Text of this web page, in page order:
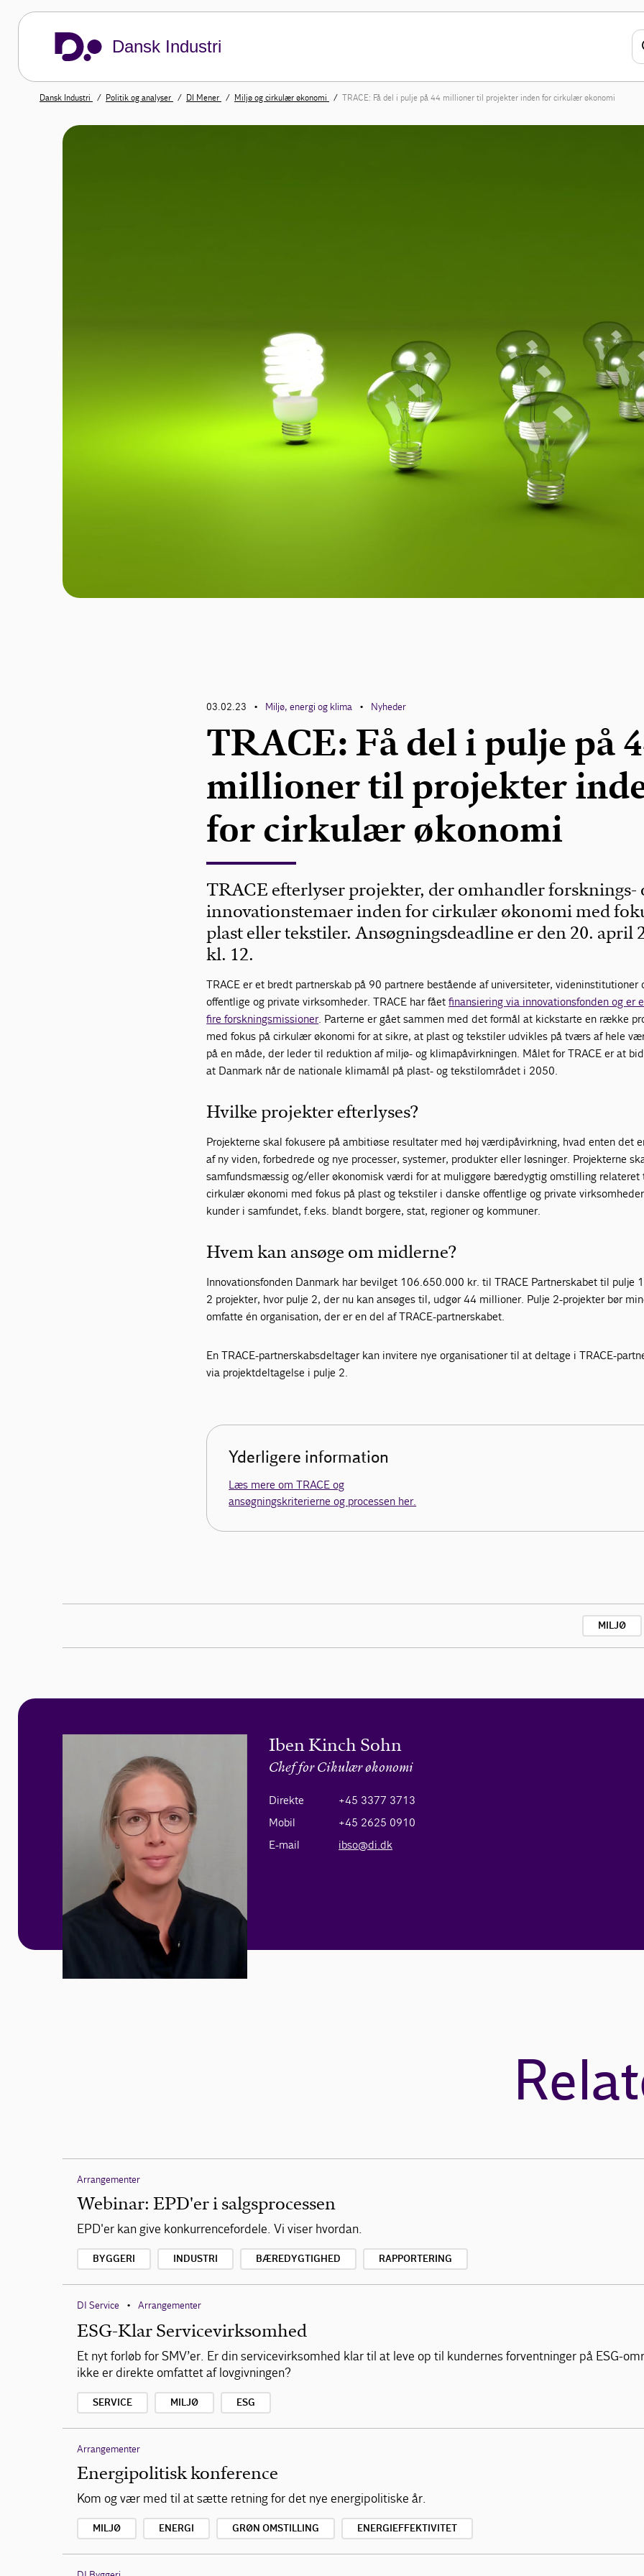
Dansk Industri
Dansk Industri Politik og analyser DI Mener Miljø og cirkulær økonomi TRACE: Få del i pulje på 44 millioner til projekter inden for cirkulær økonomi
03.02.23 • Miljø, energi og klima • Nyheder
TRACE: Få del i pulje på
millioner til projekter
for cirkulær økonomi
TRACE efterlyser projekter, der omhandler forsknings-
innovationstemaer inden for cirkulær økonomi med
plast eller tekstiler. Ansøgningsdeadline er den 20. april
kl. 12.
TRACE er et bredt partnerskab på 90 partnere bestående af universiteter, videninstitutioner
offentlige og private virksomheder. TRACE har fåetfinansiering via innovationsfonden og er
fire forskningsmissioner. Parterne er gået sammen med det formål at kickstarte en række
med fokus på cirkulær økonomi for at sikre, at plast og tekstiler udvikles på tværs af hele
på en måde, der leder til reduktion af miljø- og klimapåvirkningen. Målet for TRACE er at
at Danmark når de nationale klimamål på plast- og tekstilområdet i 2050.
Hvilke projekter efterlyses?
Projekterne skal fokusere på ambitiøse resultater med høj værdipåvirkning, hvad enten det
af ny viden, forbedrede og nye processer, systemer, produkter eller løsninger. Projekterne
samfundsmæssig og/eller økonomisk værdi for at muliggøre bæredygtig omstilling relateret
cirkulær økonomi med fokus på plast og tekstiler i danske offentlige og private
kunder i samfundet, f.eks. blandt borgere, stat, regioner og kommuner.
Hvem kan ansøge om midlerne?
Innovationsfonden Danmark har bevilget 106.650.000 kr. til TRACE Partnerskabet til pulje
2 projekter, hvor pulje 2, der nu kan ansøges til, udgør 44 millioner. Pulje 2-projekter bør
omfatte én organisation, der er en del af TRACE-partnerskabet.
En TRACE-partnerskabsdeltager kan invitere nye organisationer til at deltage i TRACE-
via projektdeltagelse i pulje 2.
Yderligere information
Læs mere om TRACE og
ansøgningskriterierne og processen her.
MILJØ
Iben Kinch Sohn
Chef for Cikulær økonomi
Direkte
+45 3377 3713
Mobil
+45 2625 0910
E-mail
ibso@di.dk
Arrangementer
Webinar: EPD'er i salgsprocessen
EPD'er kan give konkurrencefordele. Vi viser hvordan.
BYGGERI INDUSTRI BÆREDYGTIGHED RAPPORTERING
DI Service • Arrangementer
ESG-Klar Servicevirksomhed
Et nyt forløb for SMV’er. Er din servicevirksomhed klar til at leve op til kundernes forventninger på ESG-
ikke er direkte omfattet af lovgivningen?
SERVICE MILJØ ESG
Arrangementer
Energipolitisk konference
Kom og vær med til at sætte retning for det nye energipolitiske år.
MILJØ ENERGI GRØN OMSTILLING ENERGIEFFEKTIVITET